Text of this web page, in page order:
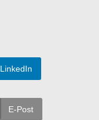
LinkedIn
E-Post